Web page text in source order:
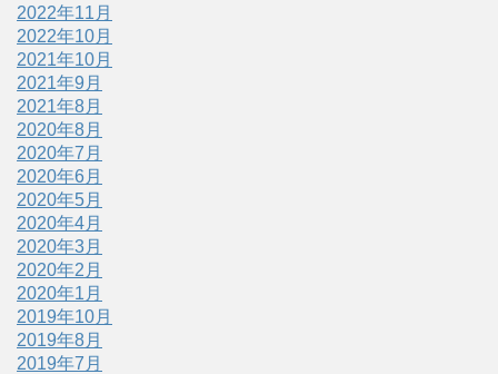
2022年11月
2022年10月
2021年10月
2021年9月
2021年8月
2020年8月
2020年7月
2020年6月
2020年5月
2020年4月
2020年3月
2020年2月
2020年1月
2019年10月
2019年8月
2019年7月